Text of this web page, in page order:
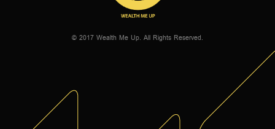
© 2017 Wealth Me Up. All Rights Reserved.